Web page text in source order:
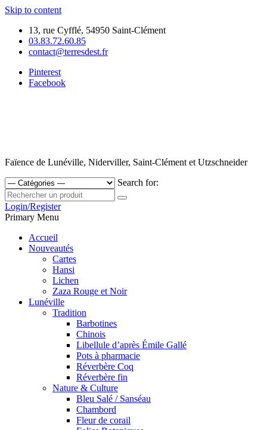
Skip to content
13, rue Cyfflé, 54950 Saint-Clément
03.83.72.60.85
contact@terresdest.fr
Pinterest
Facebook
Faïence de Lunéville, Niderviller, Saint-Clément et Utzschneider
Search for:
Login/Register
Primary Menu
Accueil
Nouveautés
Cartes
Hansi
Lichen
Zaza Rouge et Noir
Lunéville
Tradition
Barbotines
Chinois
Libellule d’après Émile Gallé
Pots à pharmacie
Réverbère Coq
Réverbère fin
Nature & Culture
Bleu Salé / Sanséau
Chambord
Fleur de corail